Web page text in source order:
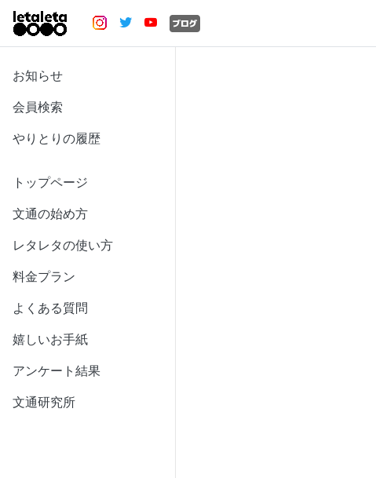
お知らせ
会員検索
やりとりの履歴
トップページ
文通の始め方
レタレタの使い方
料金プラン
よくある質問
嬉しいお手紙
アンケート結果
文通研究所